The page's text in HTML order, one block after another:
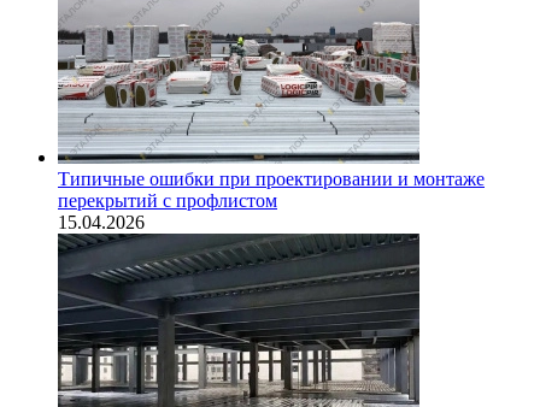
Типичные ошибки при проектировании и монтаже
перекрытий с профлистом
15.04.2026